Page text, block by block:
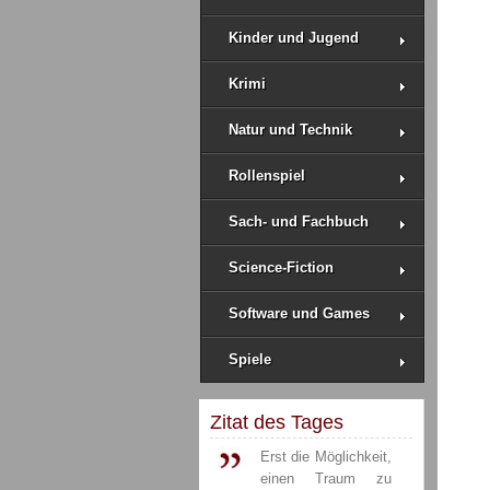
Kinder und Jugend
Krimi
Natur und Technik
Rollenspiel
Sach- und Fachbuch
Science-Fiction
Software und Games
Spiele
Zitat des Tages
Erst die Möglichkeit,
einen Traum zu